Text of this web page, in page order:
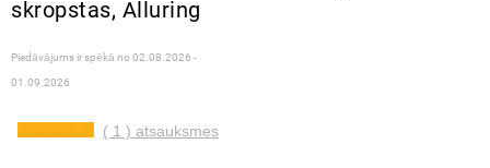
skropstas, Alluring
Piedāvājums ir spēkā no 02.08.2026 -
01.09.2026
( 1 ) atsauksmes